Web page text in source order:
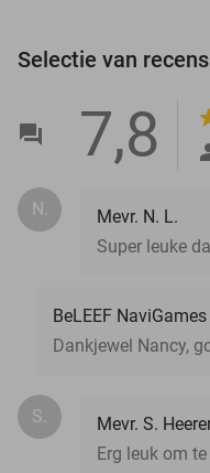
Selectie van
7,8
N.
Mevr. N. L.
Super leuke
BeLEEF NaviGames
Dankjewel Nancy,
S.
Mevr. S.
Erg leuk om